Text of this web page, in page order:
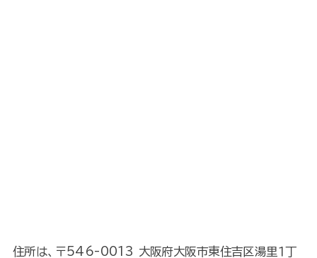
住所は、〒546-0013 大阪府大阪市東住吉区湯里１丁